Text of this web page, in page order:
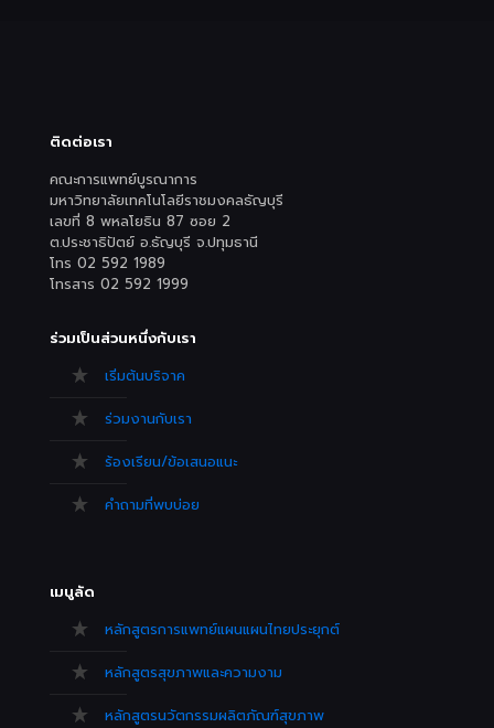
ติดต่อเรา
คณะการแพทย์บูรณาการ
มหาวิทยาลัยเทคโนโลยีราชมงคลธัญบุรี
เลขที่ 8 พหลโยธิน 87 ซอย 2
ต.ประชาธิปัตย์ อ.ธัญบุรี จ.ปทุมธานี
โทร 02 592 1989
โทรสาร 02 592 1999
ร่วมเป็นส่วนหนึ่งกับเรา
เริ่มต้นบริจาค
ร่วมงานกับเรา
ร้องเรียน/ข้อเสนอแนะ
คำถามที่พบบ่อย
เมนูลัด
หลักสูตรการแพทย์แผนแผนไทยประยุกต์
หลักสูตรสุขภาพและความงาม
หลักสูตรนวัตกรรมผลิตภัณฑ์สุขภาพ